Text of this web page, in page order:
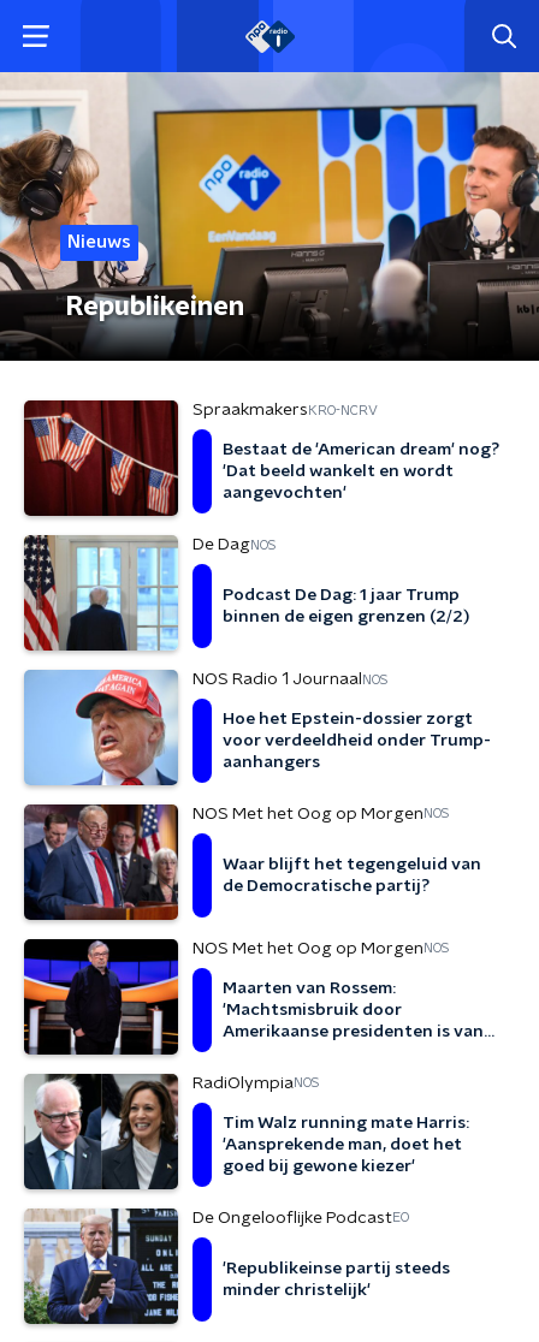
Nieuws
Republikeinen
Spraakmakers KRO-NCRV
Bestaat de 'American dream' nog?
'Dat beeld wankelt en wordt
aangevochten'
De DagNOS
Podcast De Dag: 1 jaar Trump
binnen de eigen grenzen (2/2)
NOS Radio 1 Journaal NOS
Hoe het Epstein-dossier zorgt
voor verdeeldheid onder Trump-
aanhangers
NOS Met het Oog op Morgen NOS
Waar blijft het tegengeluid van
de Democratische partij?
NOS Met het Oog op Morgen NOS
Maarten van Rossem:
'Machtsmisbruik door
Amerikaanse presidenten is van
RadiOlympia NOS
Tim Walz running mate Harris:
'Aansprekende man, doet het
goed bij gewone kiezer'
De Ongelooflijke PodcastEO
'Republikeinse partij steeds
minder christelijk'